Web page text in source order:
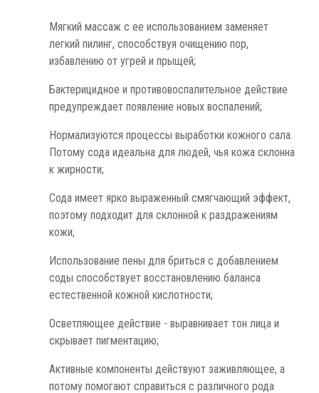
Мягкий массаж с ее использованием заменяет
легкий пилинг, способствуя очищению пор,
избавлению от угрей и прыщей;
Бактерицидное и противовоспалительное действие
предупреждает появление новых воспалений;
Нормализуются процессы выработки кожного сала.
Потому сода идеальна для людей, чья кожа склонна
к жирности;
Сода имеет ярко выраженный смягчающий эффект,
поэтому подходит для склонной к раздражениям
кожи;
Использование пены для бриться с добавлением
соды способствует восстановлению баланса
естественной кожной кислотности;
Осветляющее действие - выравнивает тон лица и
скрывает пигментацию;
Активные компоненты действуют заживляющее, а
потому помогают справиться с различного рода